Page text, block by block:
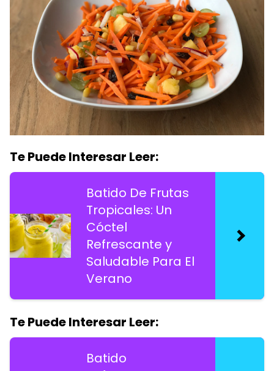
Te Puede Interesar Leer:
Batido De Frutas
Tropicales: Un
Cóctel
Refrescante y
Saludable Para El
Verano
Te Puede Interesar Leer:
Batido